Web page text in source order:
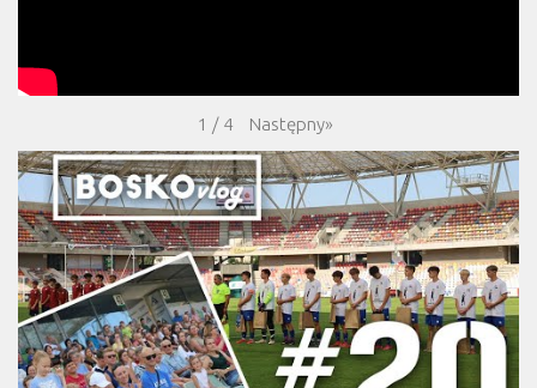
1 / 4 Następny»